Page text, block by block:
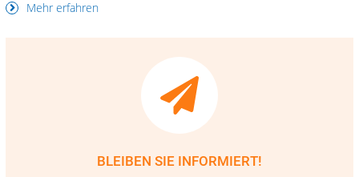
Mehr erfahren
BLEIBEN SIE INFORMIERT!